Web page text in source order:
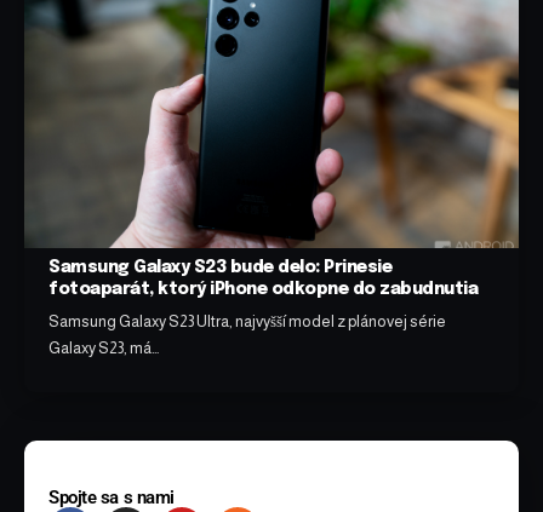
Samsung Galaxy S23 bude delo: Prinesie
fotoaparát, ktorý iPhone odkopne do zabudnutia
Samsung Galaxy S23 Ultra, najvyšší model z plánovej série
Galaxy S23, má…
Spojte sa s nami